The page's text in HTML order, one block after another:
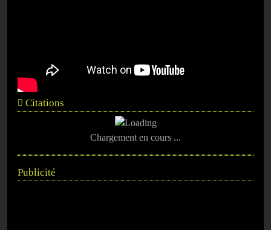
Citations
Chargement en cours ...
Publicité